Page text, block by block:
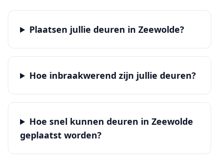
Plaatsen jullie deuren in Zeewolde?
Hoe inbraakwerend zijn jullie deuren?
Hoe snel kunnen deuren in Zeewolde
geplaatst worden?